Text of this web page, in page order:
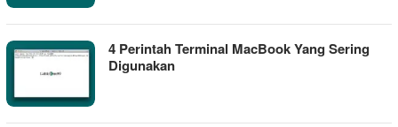
4 Perintah Terminal MacBook Yang Sering
Digunakan